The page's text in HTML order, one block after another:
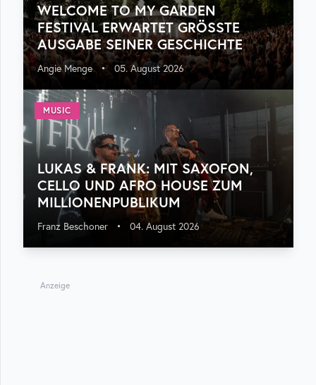
WELCOME TO MY GARDEN
FESTIVAL ERWARTET GRÖSSTE A
USGABE SEINER GESCHICHTE
Angie Menge • 05. August 2026
MUSIC
LUKAS & FRANK: MIT SAXOFON,
CELLO UND AFRO HOUSE ZUM
MILLIONENPUBLIKUM
Franz Beschoner • 04. August 2026
Anzeige